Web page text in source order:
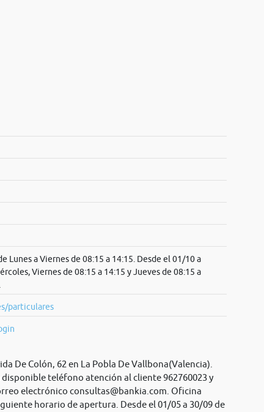
Lunes a Viernes de 08:15 a 14:15. Desde el 01/10 a
Viernes de 08:15 a 14:15 y Jueves de 08:15 a
particulares
De Colón, 62 en La Pobla De Vallbona(Valencia).
teléfono atención al cliente 962760023 y
electrónico consultas@bankia.com . Oficina
horario de apertura. Desde el 01/05 a 30/09 de